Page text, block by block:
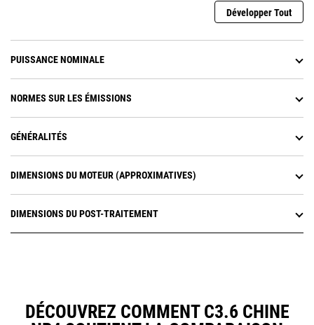
Développer Tout
PUISSANCE NOMINALE
NORMES SUR LES ÉMISSIONS
GÉNÉRALITÉS
DIMENSIONS DU MOTEUR (APPROXIMATIVES)
DIMENSIONS DU POST-TRAITEMENT
DÉCOUVREZ COMMENT C3.6 CHINE